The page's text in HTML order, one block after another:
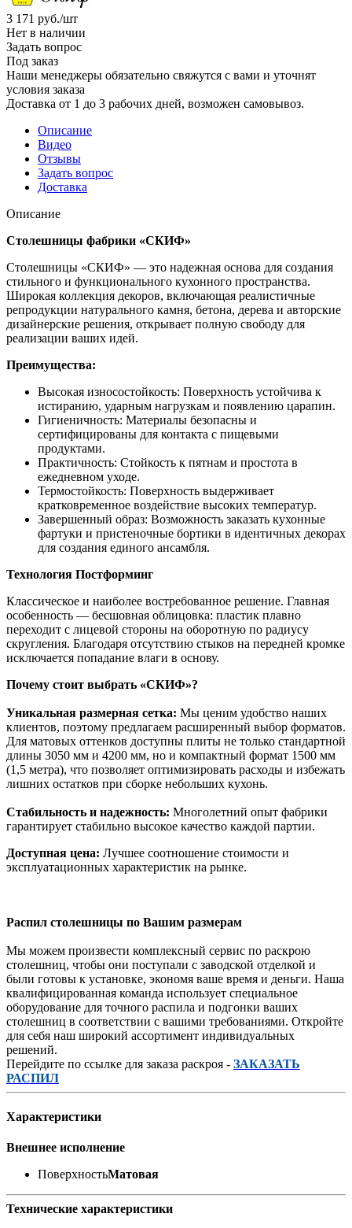
3 171 руб./шт
Нет в наличии
Задать вопрос
Под заказ
Наши менеджеры обязательно свяжутся с вами и уточнят
условия заказа
Доставка от 1 до 3 рабочих дней, возможен самовывоз.
Описание
Видео
Отзывы
Задать вопрос
Доставка
Описание
Столешницы фабрики «СКИФ»
Столешницы «СКИФ» — это надежная основа для создания
стильного и функционального кухонного пространства.
Широкая коллекция декоров, включающая реалистичные
репродукции натурального камня, бетона, дерева и авторские
дизайнерские решения, открывает полную свободу для
реализации ваших идей.
Преимущества:
Высокая износостойкость: Поверхность устойчива к
истиранию, ударным нагрузкам и появлению царапин.
Гигиеничность: Материалы безопасны и
сертифицированы для контакта с пищевыми
продуктами.
Практичность: Стойкость к пятнам и простота в
ежедневном уходе.
Термостойкость: Поверхность выдерживает
кратковременное воздействие высоких температур.
Завершенный образ: Возможность заказать кухонные
фартуки и пристеночные бортики в идентичных декорах
для создания единого ансамбля.
Технология Постформинг
Классическое и наиболее востребованное решение. Главная
особенность — бесшовная облицовка: пластик плавно
переходит с лицевой стороны на оборотную по радиусу
скругления. Благодаря отсутствию стыков на передней кромке
исключается попадание влаги в основу.
Почему стоит выбрать «СКИФ»?
Уникальная размерная сетка: Мы ценим удобство наших
клиентов, поэтому предлагаем расширенный выбор форматов.
Для матовых оттенков доступны плиты не только стандартной
длины 3050 мм и 4200 мм, но и компактный формат 1500 мм
(1,5 метра), что позволяет оптимизировать расходы и избежать
лишних остатков при сборке небольших кухонь.
Стабильность и надежность: Многолетний опыт фабрики
гарантирует стабильно высокое качество каждой партии.
Доступная цена: Лучшее соотношение стоимости и
эксплуатационных характеристик на рынке.
Распил столешницы по Вашим размерам
Мы можем произвести комплексный сервис по раскрою
столешниц, чтобы они поступали с заводской отделкой и
были готовы к установке, экономя ваше время и деньги. Наша
квалифицированная команда использует специальное
оборудование для точного распила и подгонки ваших
столешниц в соответствии с вашими требованиями. Откройте
для себя наш широкий ассортимент индивидуальных
решений.
Перейдите по ссылке для заказа раскроя - ЗАКАЗАТЬ
РАСПИЛ
Характеристики
Внешнее исполнение
ПоверхностьМатовая
Технические характеристики